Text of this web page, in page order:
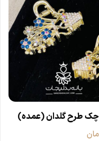
طرح گلدان (عمده)